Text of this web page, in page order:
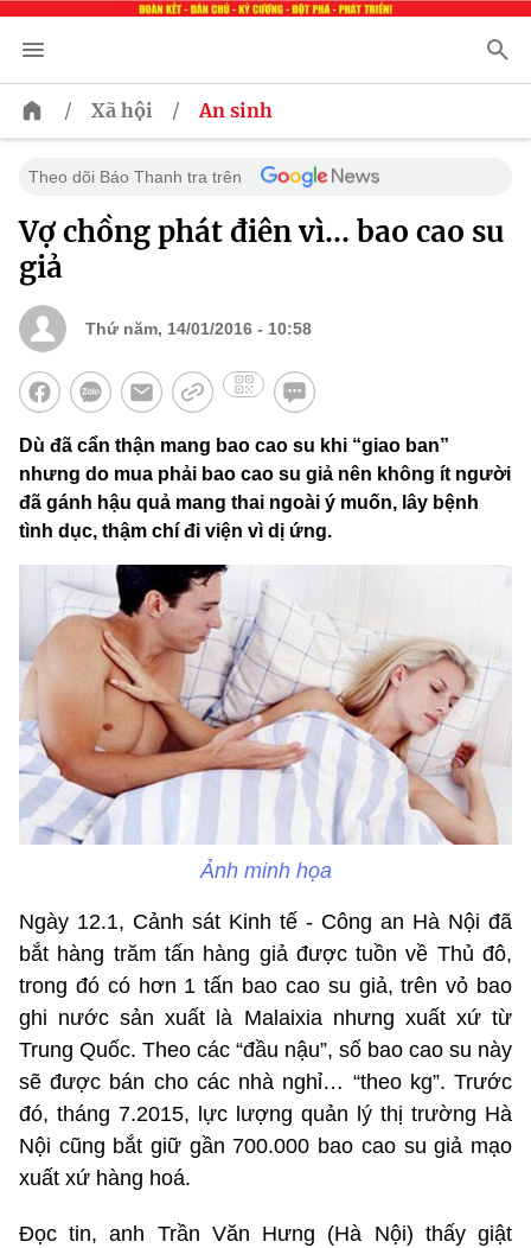
/ Xã hội / An sinh
Theo dõi Báo Thanh tra trên
Vợ chồng phát điên vì... bao cao su
giả
Thứ năm, 14/01/2016 - 10:58
Dù đã cẩn thận mang bao cao su khi “giao ban”
nhưng do mua phải bao cao su giả nên không ít người
đã gánh hậu quả mang thai ngoài ý muốn, lây bệnh
tình dục, thậm chí đi viện vì dị ứng.
Ảnh minh họa
Ngày 12.1, Cảnh sát Kinh tế - Công an Hà Nội đã
bắt hàng trăm tấn hàng giả được tuồn về Thủ đô,
trong đó có hơn 1 tấn bao cao su giả, trên vỏ bao
ghi nước sản xuất là Malaixia nhưng xuất xứ từ
Trung Quốc. Theo các “đầu nậu”, số bao cao su này
sẽ được bán cho các nhà nghỉ… “theo kg”. Trước
đó, tháng 7.2015, lực lượng quản lý thị trường Hà
Nội cũng bắt giữ gần 700.000 bao cao su giả mạo
xuất xứ hàng hoá.
Đọc tin, anh Trần Văn Hưng (Hà Nội) thấy giật